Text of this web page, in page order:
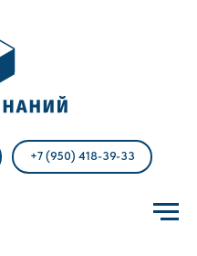
+7 (950) 418-39-33